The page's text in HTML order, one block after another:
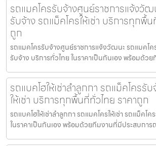
รถแมคโครรับจ้างศูนย์ราชการแจ้งวั
รับจ้าง รถแม็คโครให้เช่า บริการทุกพื้
ถูก
รถแมคโครรับจ้างศูนย์ราชการแจ้งวัฒนะ รถแมคโค
รับจ้าง บริการทั่วไทย ในราคาเป็นกันเอง พร้อมด้ว
รถแบคโฮให้เช่าลำลูกกา รถแม็คโครรั
ให้เช่า บริการทุกพื้นที่ทั่วไทย ราคาถูก
รถแบคโฮให้เช่าลำลูกกา รถแมคโครให้เช่า รถแม็คโ
ในราคาเป็นกันเอง พร้อมด้วยทีมงานที่มีประสบการ